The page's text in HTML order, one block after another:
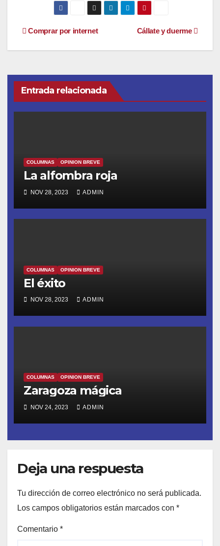
Navegación
de
entradas
Cállate y duerme
Comprar por internet
Entrada relacionada
COLUMNAS OPINION BREVE
La alfombra roja
NOV 28, 2023 ADMIN
COLUMNAS OPINION BREVE
El éxito
NOV 28, 2023 ADMIN
COLUMNAS OPINION BREVE
Zaragoza mágica
NOV 24, 2023 ADMIN
Deja una respuesta
Tu dirección de correo electrónico no será publicada.
Los campos obligatorios están marcados con *
Comentario *